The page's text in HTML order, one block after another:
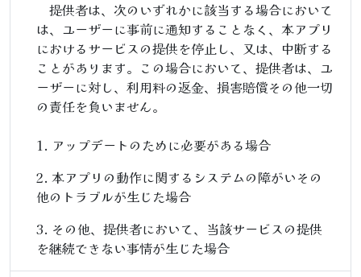
提供者は、次のいずれかに該当する場合において
は、ユーザーに事前に通知することなく、本アプリ
におけるサービスの提供を停止し、又は、中断する
ことがあります。この場合において、提供者は、ユ
ーザーに対し、利用料の返金、損害賠償その他一切
の責任を負いません。
アップデートのために必要がある場合
本アプリの動作に関するシステムの障がいその
他のトラブルが生じた場合
その他、提供者において、当該サービスの提供
を継続できない事情が生じた場合